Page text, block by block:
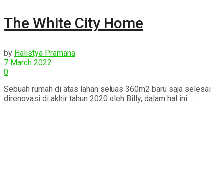
The White City Home
by Halistya Pramana
7 March 2022
0
Sebuah rumah di atas lahan seluas 360m2 baru saja selesai
direnovasi di akhir tahun 2020 oleh Billy, dalam hal ini ...